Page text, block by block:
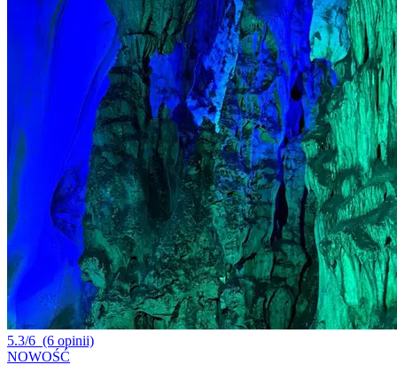
5.3/6 (6 opinii)
NOWOŚĆ